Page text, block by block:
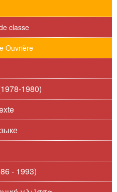
classe
Ouvrière
1980)
- 1993)